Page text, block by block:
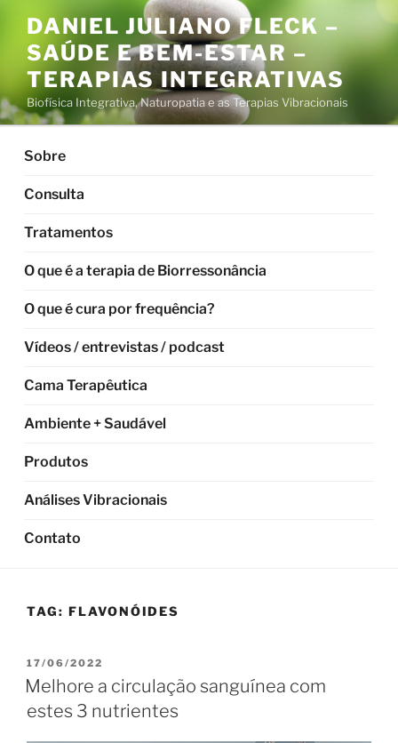
conteúdo
DANIEL JULIANO FLECK –
SAÚDE E BEM-ESTAR –
TERAPIAS INTEGRATIVAS
Biofísica Integrativa, Naturopatia e as Terapias Vibracionais
Sobre
Consulta
Tratamentos
O que é a terapia de Biorressonância
O que é cura por frequência?
Vídeos / entrevistas / podcast
Cama Terapêutica
Ambiente + Saudável
Produtos
Análises Vibracionais
Contato
TAG: FLAVONÓIDES
PUBLICADO
EM
17/06/2022
Melhore a circulação sanguínea com
estes 3 nutrientes